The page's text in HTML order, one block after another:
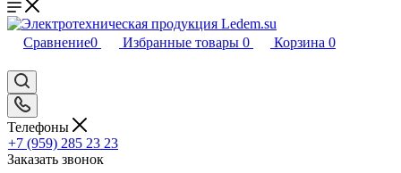
Сравнение0 Избранные товары 0 Корзина 0
Телефоны
+7 (959) 285 23 23
Заказать звонок